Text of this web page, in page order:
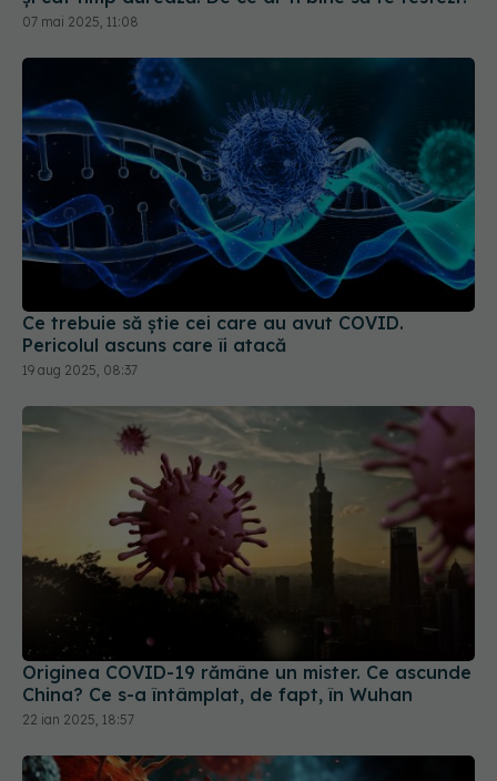
07 mai 2025, 11:08
Ce trebuie să știe cei care au avut COVID.
Pericolul ascuns care îi atacă
19 aug 2025, 08:37
Originea COVID-19 rămâne un mister. Ce ascunde
China? Ce s-a întâmplat, de fapt, în Wuhan
22 ian 2025, 18:57